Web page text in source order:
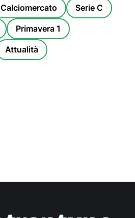
Calciomercato Serie C
Primavera 1
Attualità